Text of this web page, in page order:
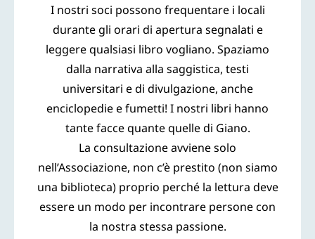
I nostri soci possono frequentare i locali
durante gli orari di apertura segnalati e
leggere qualsiasi libro vogliano. Spaziamo
dalla narrativa alla saggistica, testi
universitari e di divulgazione, anche
enciclopedie e fumetti! I nostri libri hanno
tante facce quante quelle di Giano.
La consultazione avviene solo
nell’Associazione, non c’è prestito (non siamo
una biblioteca) proprio perché la lettura deve
essere un modo per incontrare persone con
la nostra stessa passione.